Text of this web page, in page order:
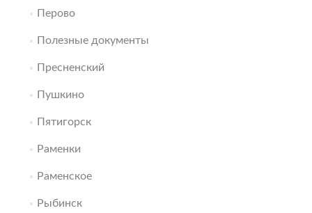
Перово
Полезные документы
Пресненский
Пушкино
Пятигорск
Раменки
Раменское
Рыбинск